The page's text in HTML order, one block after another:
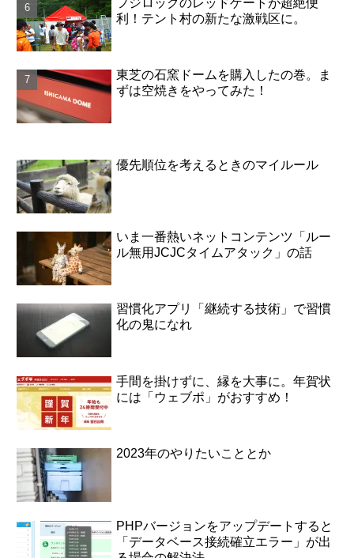
フジロックのレッドゲートが超絶便
利！テント村の新たな激戦区に。
東芝の石窯ドームを購入したの巻。ま
ずは空焼きをやってみた！
優先順位を考えるときのマイルール
いま一番熱いネットコンテンツ「ルー
ル無用JCJCタイムアタック」の話
習慣化アプリ「継続する技術」で習慣
化の鬼になれ
手間を掛けずに、縁を大事に。年賀状
には「ウェブポ」がおすすめ！
2023年のやりたいこととか
PHPバージョンをアップデートすると
「データベース接続確立エラー」が出